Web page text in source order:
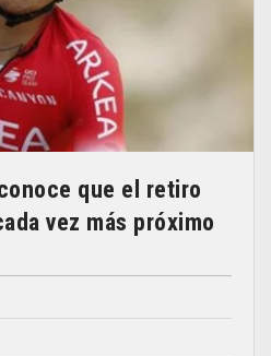
que el retiro
vez más próximo